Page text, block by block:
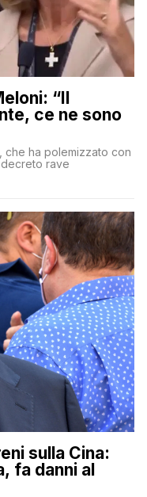
“Il
ce ne sono
che ha polemizzato con
decreto rave
sulla Cina:
fa danni al